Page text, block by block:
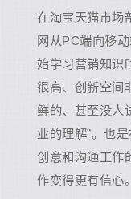
在淘宝天猫市场
网从PC端向移
始学习营销知识
很高、创新空间
鲜的、甚至没人
业的理解”。也
创意和沟通工作
作变得更有信心。